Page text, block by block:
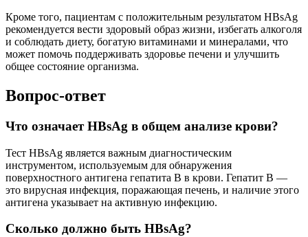
Кроме того, пациентам с положительным результатом HBsAg
рекомендуется вести здоровый образ жизни, избегать алкоголя
и соблюдать диету, богатую витаминами и минералами, что
может помочь поддерживать здоровье печени и улучшить
общее состояние организма.
Вопрос-ответ
Что означает HBsAg в общем анализе крови?
Тест HBsAg является важным диагностическим
инструментом, используемым для обнаружения
поверхностного антигена гепатита B в крови. Гепатит B —
это вирусная инфекция, поражающая печень, и наличие этого
антигена указывает на активную инфекцию.
Сколько должно быть HBsAg?